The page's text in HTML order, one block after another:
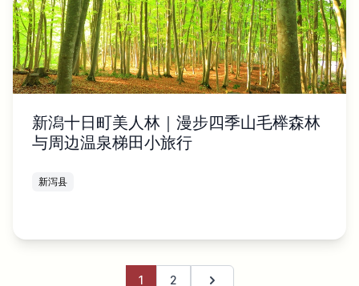
新潟十日町美人林｜漫步四季山毛榉森林
与周边温泉梯田小旅行
新泻县
1 2